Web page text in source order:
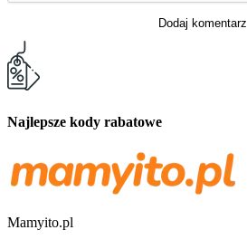
Dodaj komentarz
Najlepsze kody rabatowe
Mamyito.pl